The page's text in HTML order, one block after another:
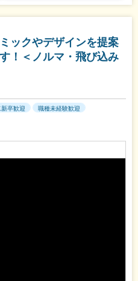
ックやデザインを提案
！＜ノルマ・飛び込み
卒歓迎
職種未経験歓迎